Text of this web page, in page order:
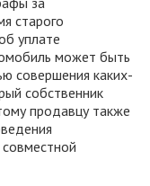
старого
уплате
может быть
совершения каких-
собственник
продавцу также
совместной